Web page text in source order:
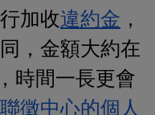
加收違約金 ，
，金額大約在
時間一長更會
聯徵中心的個人